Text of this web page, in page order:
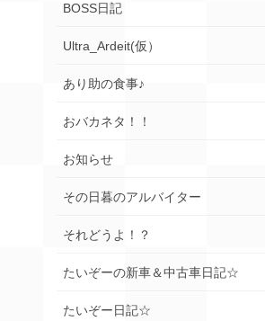
BOSS日記
Ultra_Ardeit(仮）
あり助の食事♪
おバカネタ！！
お知らせ
その日暮のアルバイター
それどうよ！？
たいぞーの新車＆中古車日記☆
たいぞー日記☆